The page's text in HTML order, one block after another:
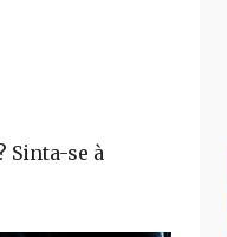
Sinta-se à